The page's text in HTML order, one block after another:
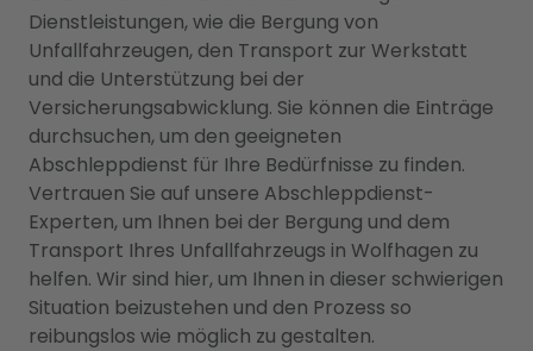
Dienstleistungen, wie die Bergung von
Unfallfahrzeugen, den Transport zur Werkstatt
und die Unterstützung bei der
Versicherungsabwicklung. Sie können die Einträge
durchsuchen, um den geeigneten
Abschleppdienst für Ihre Bedürfnisse zu finden.
Vertrauen Sie auf unsere Abschleppdienst-
Experten, um Ihnen bei der Bergung und dem
Transport Ihres Unfallfahrzeugs in Wolfhagen zu
helfen. Wir sind hier, um Ihnen in dieser schwierigen
Situation beizustehen und den Prozess so
reibungslos wie möglich zu gestalten.